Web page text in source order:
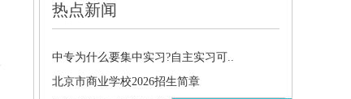
热点新闻
中专为什么要集中实习?自主实习可..
北京市商业学校2026招生简章